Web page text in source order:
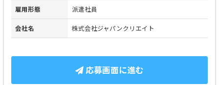
雇用形態 派遣社員
会社名 株式会社ジャパンクリエイト
応募画面に進む